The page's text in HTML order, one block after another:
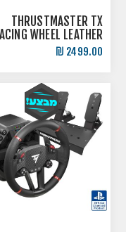
THRUSTMASTER TX
WHEEL LEATHER
2499.00 ₪